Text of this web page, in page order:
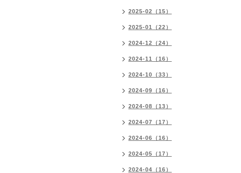
2025-02（15）
2025-01（22）
2024-12（24）
2024-11（16）
2024-10（33）
2024-09（16）
2024-08（13）
2024-07（17）
2024-06（16）
2024-05（17）
2024-04（16）